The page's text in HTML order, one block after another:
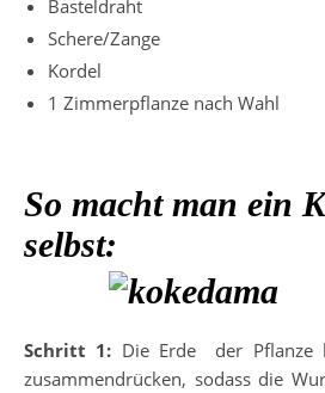
Basteldraht
Schere/Zange
Kordel
1 Zimmerpflanze nach Wahl
So macht man ein
selbst:
Schritt 1: Die Erde der Pflanze
zusammendrücken, sodass die